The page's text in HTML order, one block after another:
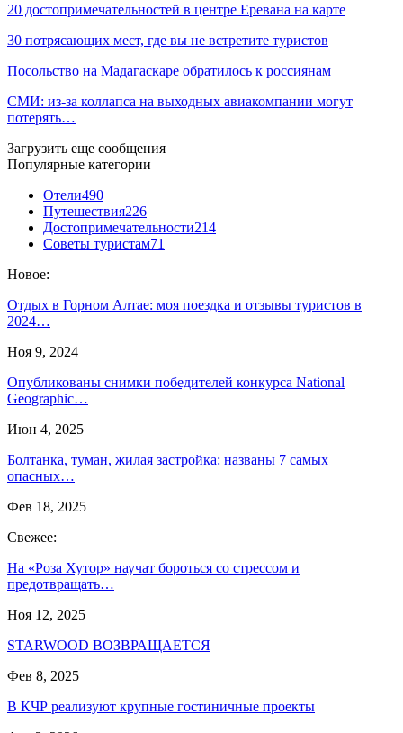
20 достопримечательностей в центре Еревана на карте
30 потрясающих мест, где вы не встретите туристов
Посольство на Мадагаскаре обратилось к россиянам
СМИ: из-за коллапса на выходных авиакомпании могут
потерять…
Загрузить еще сообщения
Популярные категории
Отели490
Путешествия226
Достопримечательности214
Советы туристам71
Новое:
Отдых в Горном Алтае: моя поездка и отзывы туристов в
2024…
Ноя 9, 2024
Опубликованы снимки победителей конкурса National
Geographic…
Июн 4, 2025
Болтанка, туман, жилая застройка: названы 7 самых
опасных…
Фев 18, 2025
Свежее:
На «Роза Хутор» научат бороться со стрессом и
предотвращать…
Ноя 12, 2025
STARWOOD ВОЗВРАЩАЕТСЯ
Фев 8, 2025
В КЧР реализуют крупные гостиничные проекты